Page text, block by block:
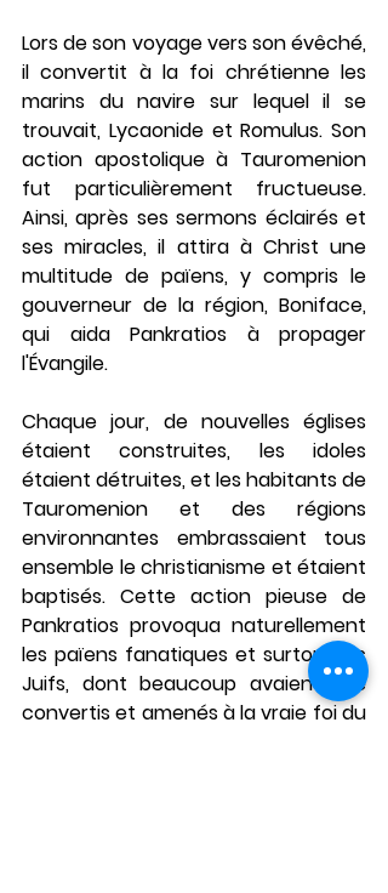
Lors de son voyage vers son évêché,
il convertit à la foi chrétienne les
marins du navire sur lequel il se
trouvait, Lycaonide et Romulus. Son
action apostolique à Tauromenion
fut particulièrement fructueuse.
Ainsi, après ses sermons éclairés et
ses miracles, il attira à Christ une
multitude de païens, y compris le
gouverneur de la région, Boniface,
qui aida Pankratios à propager
l'Évangile.
Chaque jour, de nouvelles églises
étaient construites, les idoles
étaient détruites, et les habitants de
Tauromenion et des régions
environnantes embrassaient tous
ensemble le christianisme et étaient
baptisés. Cette action pieuse de
Pankratios provoqua naturellement
les païens fanatiques et surtout les
Juifs, dont beaucoup avaient été
convertis et amenés à la vraie foi du